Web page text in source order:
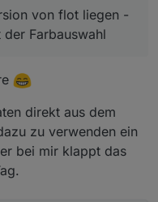
von flot liegen -
Farbauswahl
direkt aus dem
zu verwenden ein
bei mir klappt das